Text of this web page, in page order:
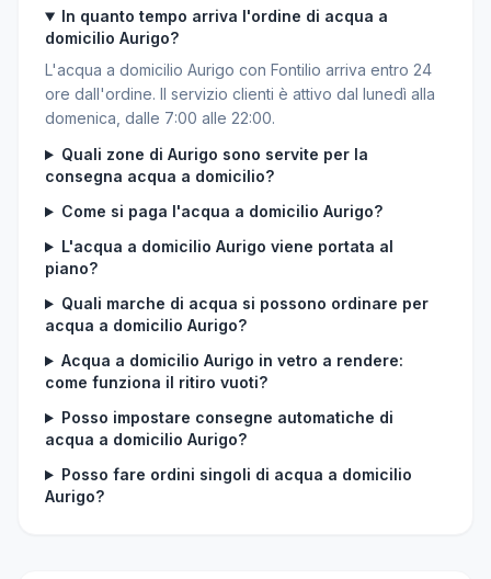
In quanto tempo arriva l'ordine di acqua a
domicilio Aurigo?
L'acqua a domicilio Aurigo con Fontilio arriva entro 24
ore dall'ordine. Il servizio clienti è attivo dal lunedì alla
domenica, dalle 7:00 alle 22:00.
Quali zone di Aurigo sono servite per la
consegna acqua a domicilio?
Come si paga l'acqua a domicilio Aurigo?
L'acqua a domicilio Aurigo viene portata al
piano?
Quali marche di acqua si possono ordinare per
acqua a domicilio Aurigo?
Acqua a domicilio Aurigo in vetro a rendere:
come funziona il ritiro vuoti?
Posso impostare consegne automatiche di
acqua a domicilio Aurigo?
Posso fare ordini singoli di acqua a domicilio
Aurigo?